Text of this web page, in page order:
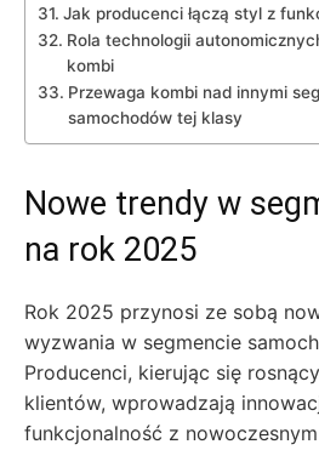
Jak producenci łączą styl z
Rola technologii
kombi
Przewaga kombi nad innymi
samochodów​ tej klasy
Nowe trendy w
na rok‍ 2025
Rok 2025 przynosi ze sobą
wyzwania w segmencie
Producenci, kierując się
klientów,⁢ wprowadzają
funkcjonalność z